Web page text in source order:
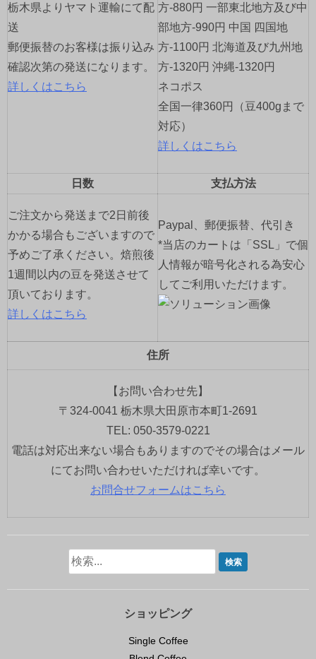
ン
栃木県よりヤマト運輸にて配
送
郵便振替のお客様は振り込み
確認次第の発送になります。
詳しくはこちら
方-880円 一部東北地方及び中
部地方-990円 中国 四国地
方-1100円 北海道及び九州地
方-1320円 沖縄-1320円
ネコポス
全国一律360円（豆400gまで
対応）
詳しくはこちら
日数 支払方法
ご注文から発送まで2日前後
かかる場合もございますので
予めご了承ください。焙煎後
1週間以内の豆を発送させて
頂いております。
詳しくはこちら
Paypal、郵便振替、代引き
*当店のカートは「SSL」で個
人情報が暗号化される為安心
してご利用いただけます。
住所
【お問い合わせ先】
〒324-0041 栃木県大田原市本町1-2691
TEL: 050-3579-0221
電話は対応出来ない場合もありますのでその場合はメール
にてお問い合わせいただければ幸いです。
お問合せフォームはこちら
ショッピング
Single Coffee